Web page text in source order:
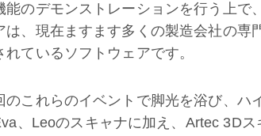
能のデモンストレーションを行う上で
は、現在ますます多くの製造会社の
れているソフトウェアです。
のこれらのイベントで脚光を浴び、ハ
、Leoのスキャナに加え、Artec 3D